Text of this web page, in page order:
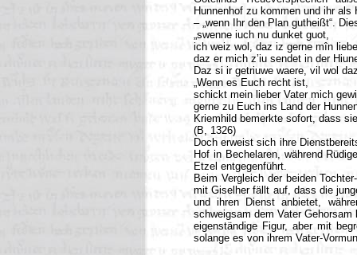
Hunnenhof zu kommen und ihr
– „wenn Ihr den Plan gutheißt“.
„swenne iuch nu dunket guot,
ich weiz wol, daz iz gerne mîn
daz er mich z’iu sendet in der
Daz si ir getriuwe waere, vil wol
„Wenn es Euch recht ist,
schickt mein lieber Vater mich
gerne zu Euch ins Land der
Kriemhild bemerkte sofort, dass
(B, 1326)
Doch erweist sich ihre
Hof in Bechelaren, während
Etzel entgegenführt.
Beim Vergleich der beiden
mit Giselher fällt auf, dass die
und ihren Dienst anbietet,
schweigsam dem Vater
eigenständige Figur, aber mit
solange es von ihrem Vater-